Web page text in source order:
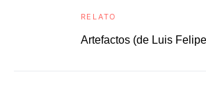
RELATO
Artefactos (de Luis